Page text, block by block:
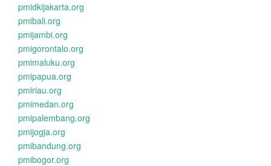
pmidkijakarta.org
pmibali.org
pmijambi.org
pmigorontalo.org
pmimaluku.org
pmipapua.org
pmiriau.org
pmimedan.org
pmipalembang.org
pmijogja.org
pmibandung.org
pmibogor.org